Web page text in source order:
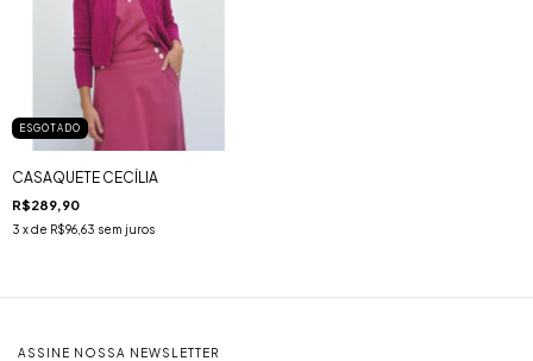
ESGOTADO
CASAQUETE CECÍLIA
R$289,90
3 x de R$96,63 sem juros
ASSINE NOSSA NEWSLETTER